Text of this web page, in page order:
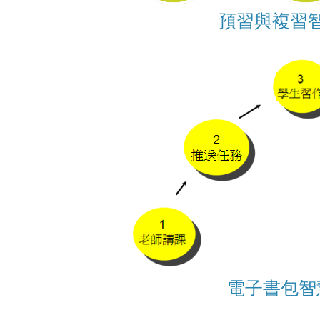
預習與複習
電子書包